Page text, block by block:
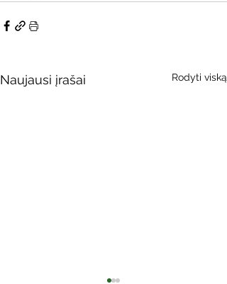
Naujausi įrašai Rodyti viską